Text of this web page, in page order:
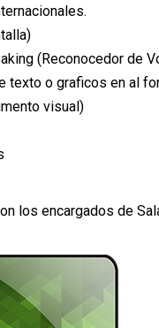
(Reconocedor de
texto o graficos en al
visual)
los encargados de